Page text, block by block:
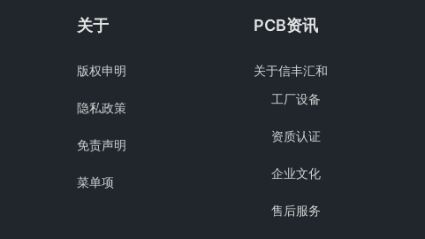
关于
版权申明
隐私政策
免责声明
菜单项
PCB资讯
关于信丰汇和
工厂设备
资质认证
企业文化
售后服务